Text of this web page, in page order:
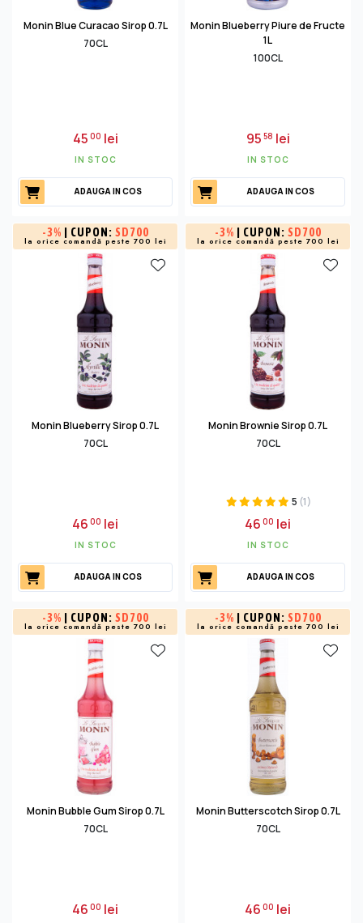
Monin Blue Curacao Sirop 0.7L
70CL
4500 lei
IN STOC
ADAUGA IN COS
Monin Blueberry Piure de Fructe
1L
100CL
9558 lei
IN STOC
ADAUGA IN COS
-3% | CUPON: SD700
la orice comandă peste 700 lei
Monin Blueberry Sirop 0.7L
70CL
4600 lei
IN STOC
ADAUGA IN COS
-3% | CUPON: SD700
la orice comandă peste 700 lei
Monin Brownie Sirop 0.7L
70CL
5 (1)
4600 lei
IN STOC
ADAUGA IN COS
-3% | CUPON: SD700
la orice comandă peste 700 lei
Monin Bubble Gum Sirop 0.7L
70CL
4600 lei
-3% | CUPON: SD700
la orice comandă peste 700 lei
Monin Butterscotch Sirop 0.7L
70CL
4600 lei